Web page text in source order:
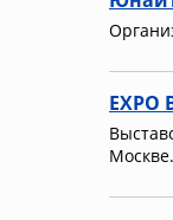
EXPO
Москве.